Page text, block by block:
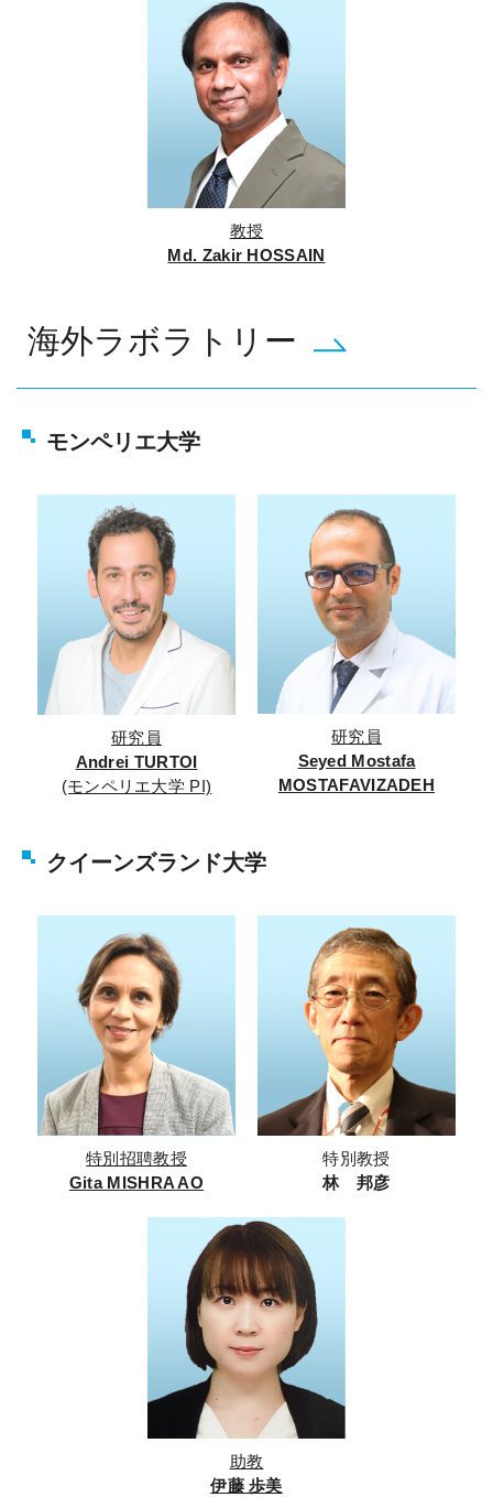
教授
Md. Zakir HOSSAIN
海外ラボラトリー
モンペリエ大学
研究員
Andrei TURTOI
(モンペリエ大学 PI)
研究員
Seyed Mostafa
MOSTAFAVIZADEH
クイーンズランド大学
特別招聘教授
Gita MISHRA AO
特別教授
林 邦彦
助教
伊藤 歩美